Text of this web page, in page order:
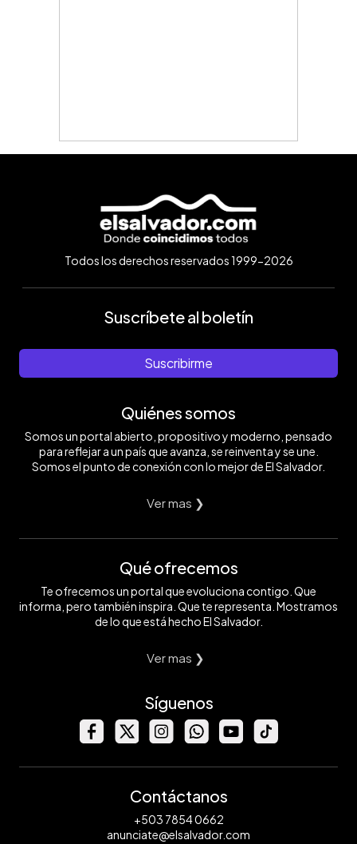
Todos los derechos reservados 1999-2026
Suscríbete al boletín
Suscribirme
Quiénes somos
Somos un portal abierto, propositivo y moderno, pensado
para reflejar a un país que avanza, se reinventa y se une.
Somos el punto de conexión con lo mejor de El Salvador.
Ver mas ❯
Qué ofrecemos
Te ofrecemos un portal que evoluciona contigo. Que
informa, pero también inspira. Que te representa. Mostramos
de lo que está hecho El Salvador.
Ver mas ❯
Síguenos
Contáctanos
+503 7854 0662
anunciate@elsalvador.com